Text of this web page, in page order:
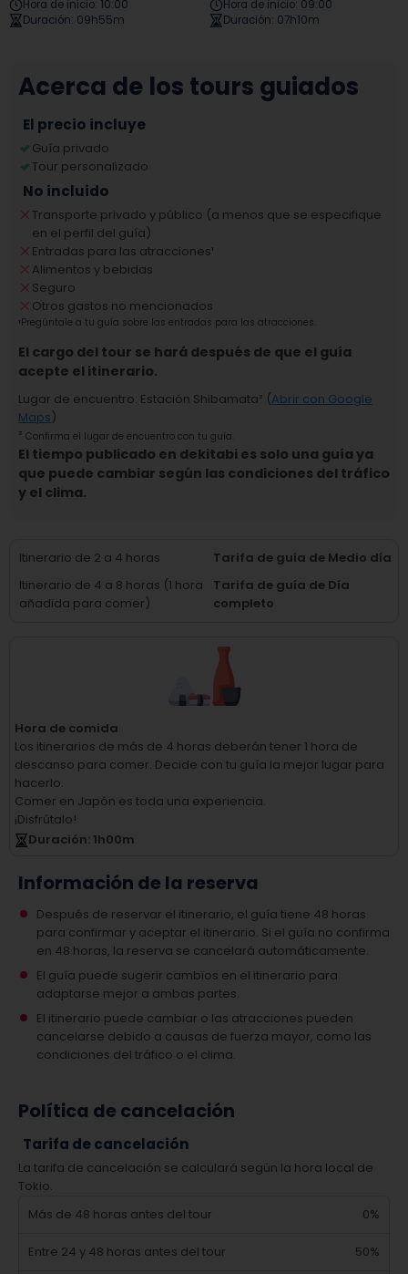
Hora de inicio: 10:00
Duración: 09h55m
Hora de inicio: 09:00
Duración: 07h10m
Acerca de los tours guiados
El precio incluye
Guía privado
Tour personalizado
No incluido
Transporte privado y público (a menos que se especifique
en el perfil del guía)
Entradas para las atracciones¹
Alimentos y bebidas
Seguro
Otros gastos no mencionados
¹Pregúntale a tu guía sobre las entradas para las atracciones.
El cargo del tour se hará después de que el guía
acepte el itinerario.
Lugar de encuentro: Estación Shibamata² (Abrir con Google
Maps)
² Confirma el lugar de encuentro con tu guía.
El tiempo publicado en dekitabi es solo una guía ya
que puede cambiar según las condiciones del tráfico
y el clima.
Itinerario de 2 a 4 horas
Tarifa de guía de Medio día
Itinerario de 4 a 8 horas (1 hora
añadida para comer)
Tarifa de guía de Día
completo
Hora de comida
Los itinerarios de más de 4 horas deberán tener 1 hora de
descanso para comer. Decide con tu guía la mejor lugar para
hacerlo.
Comer en Japón es toda una experiencia.
¡Disfrútalo!
Duración: 1h00m
Información de la reserva
Después de reservar el itinerario, el guía tiene 48 horas
para confirmar y aceptar el itinerario. Si el guía no confirma
en 48 horas, la reserva se cancelará automáticamente.
El guía puede sugerir cambios en el itinerario para
adaptarse mejor a ambas partes.
El itinerario puede cambiar o las atracciones pueden
cancelarse debido a causas de fuerza mayor, como las
condiciones del tráfico o el clima.
Política de cancelación
Tarifa de cancelación
La tarifa de cancelación se calculará según la hora local de
Tokio.
Más de 48 horas antes del tour
0%
Entre 24 y 48 horas antes del tour 50%